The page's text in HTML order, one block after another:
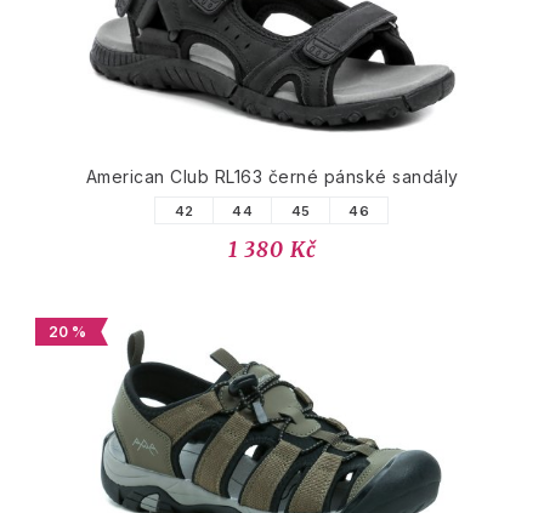
American Club RL163 černé pánské sandály
42 44 45 46
1 380 Kč
20 %